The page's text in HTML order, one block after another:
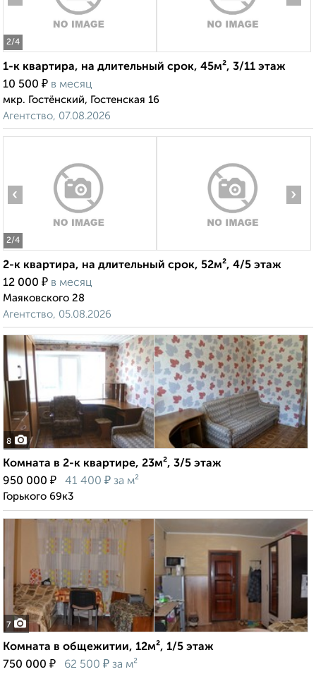
2/4
1-к квартира, на длительный срок, 45м², 3/11 этаж
10 500 ₽ в месяц
мкр. Гостёнский, Гостенская 16
Агентство, 07.08.2026
2/4
‹ ›
2-к квартира, на длительный срок, 52м², 4/5 этаж
12 000 ₽ в месяц
Маяковского 28
Агентство, 05.08.2026
8
Комната в 2-к квартире, 23м², 3/5 этаж
950 000 ₽ 41 400 ₽ за м²
Горького 69к3
7
Комната в общежитии, 12м², 1/5 этаж
750 000 ₽ 62 500 ₽ за м²